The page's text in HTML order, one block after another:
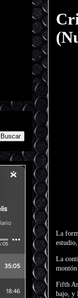
La
La
montón
Fifth
bajo, y